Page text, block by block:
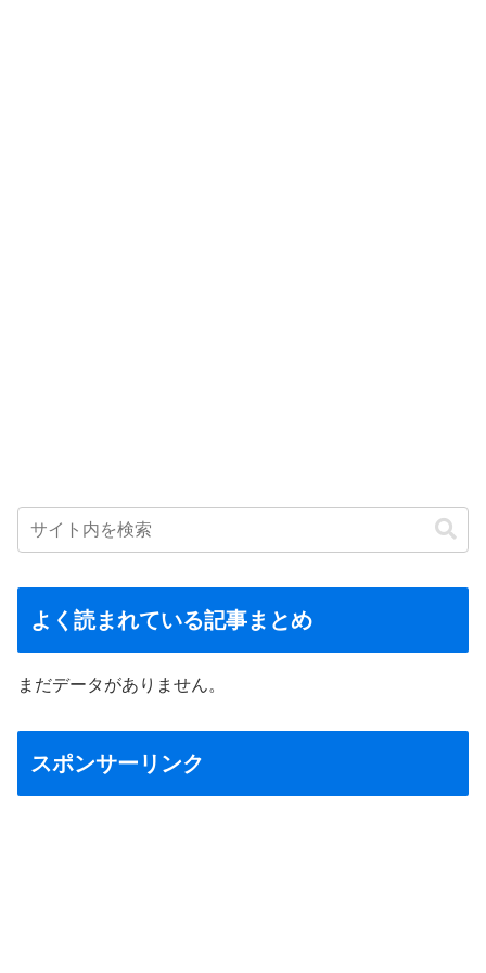
よく読まれている記事まとめ
まだデータがありません。
スポンサーリンク